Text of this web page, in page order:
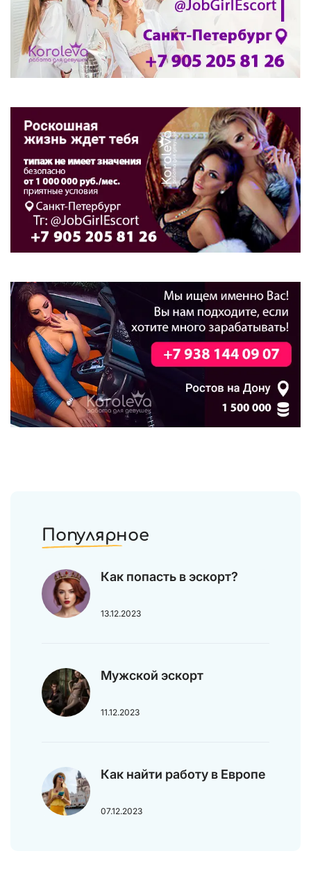
Популярное
Как попасть в эскорт?
13.12.2023
Мужской эскорт
11.12.2023
Как найти работу в Европе
07.12.2023